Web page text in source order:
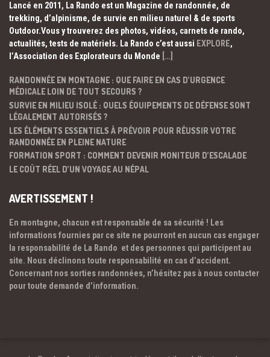
Lancé en 2011, La Rando est un Magazine de randonnée, de
trekking, d’alpinisme, de survie en milieu naturel & de sports
Outdoor.Vous y trouverez des photos, vidéos, carnets de rando,
actualités, tests de matériels. La Rando c’est aussi EXPLORE,
l’Association des Explorateurs du Monde […]
RANDONNÉE EN MONTAGNE : QUE FAIRE EN CAS D’URGENCE
MÉDICALE LOIN DE TOUT SECOURS ?
SURVIE EN MILIEU ISOLÉ : QUELS ÉQUIPEMENTS DE DÉFENSE SONT
LÉGALEMENT AUTORISÉS ?
LES ÉLÉMENTS ESSENTIELS À PRÉVOIR POUR RÉUSSIR VOTRE
RANDONNÉE EN PLEINE NATURE
FORMATION SPORT : COMMENT DEVENIR MONITEUR D’ESCALADE
LE COÛT RÉEL D’UN VOYAGE AU NÉPAL
AVERTISSEMENT !
En montagne, chacun est responsable de sa sécurité ! Les
informations fournies par ce site ne pourront en aucun cas engager
la responsabilité de La Rando et des personnes qui participent au
site. Nous déclinons toute responsabilité en cas d’accident.
Concernant nos sorties randonnées, n’hésitez pas à nous contacter
pour toute demande d’information.